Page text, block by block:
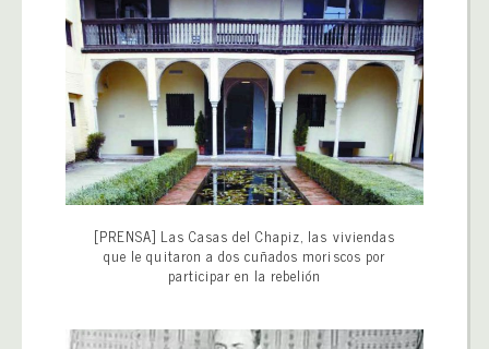
[PRENSA] Las Casas del Chapiz, las viviendas
que le quitaron a dos cuñados moriscos por
participar en la rebelión